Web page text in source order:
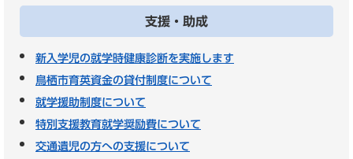
支援・助成
新入学児の就学時健康診断を実施します
鳥栖市育英資金の貸付制度について
就学援助制度について
特別支援教育就学奨励費について
交通遺児の方への支援について